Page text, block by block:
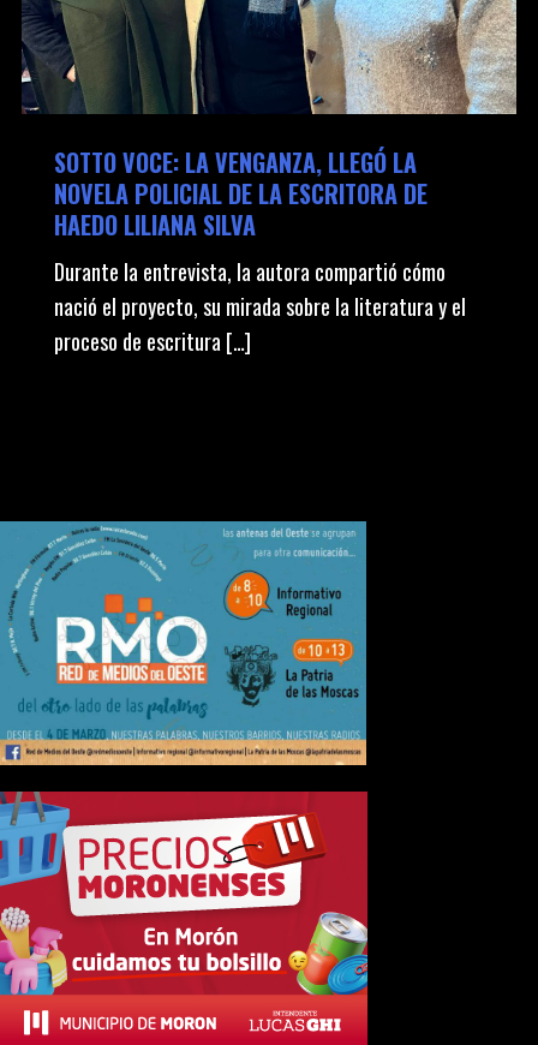
SOTTO VOCE: LA VENGANZA, LLEGÓ LA
NOVELA POLICIAL DE LA ESCRITORA DE
HAEDO LILIANA SILVA
Durante la entrevista, la autora compartió cómo
nació el proyecto, su mirada sobre la literatura y el
proceso de escritura […]